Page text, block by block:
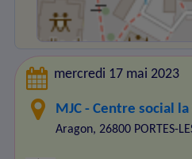
mercredi 17 mai 2023
MJC - Centre social
Aragon, 26800 PORTES-